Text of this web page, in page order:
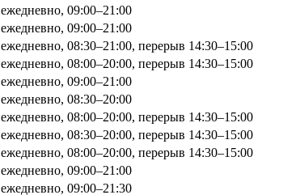
ежедневно, 09:00–21:00
ежедневно, 09:00–21:00
ежедневно, 08:30–21:00, перерыв 14:30–15:00
ежедневно, 08:00–20:00, перерыв 14:30–15:00
ежедневно, 09:00–21:00
ежедневно, 08:30–20:00
ежедневно, 08:00–20:00, перерыв 14:30–15:00
ежедневно, 08:30–20:00, перерыв 14:30–15:00
ежедневно, 08:00–20:00, перерыв 14:30–15:00
ежедневно, 09:00–21:00
ежедневно, 09:00–21:30